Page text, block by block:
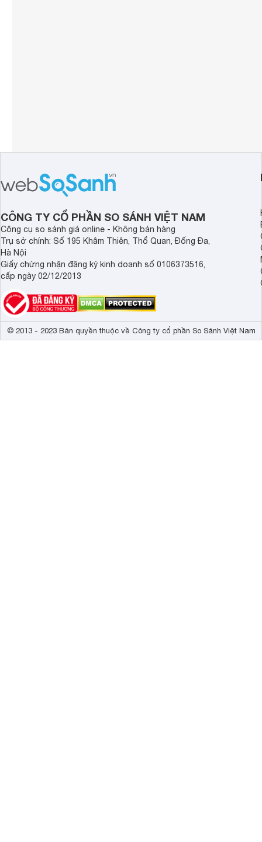
CÔNG TY CỔ PHẦN SO SÁNH VIỆT NAM
Công cụ so sánh giá online - Không bán hàng
Trụ sở chính: Số 195 Khâm Thiên, Thổ Quan, Đống Đa,
Hà Nội
Giấy chứng nhận đăng ký kinh doanh số 0106373516,
cấp ngày 02/12/2013
© 2013 - 2023 Bản quyền thuộc về Công ty cổ phần So Sánh Việt Nam